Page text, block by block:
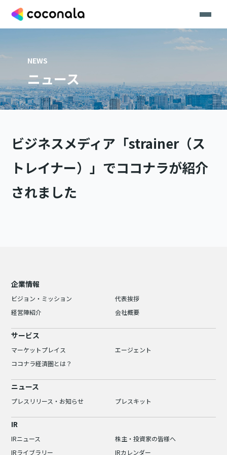
NEWS
ニュース
ビジネスメディア「strainer（ス
トレイナー）」でココナラが紹介
されました
企業情報
ビジョン・ミッション
代表挨拶
経営陣紹介
会社概要
サービス
マーケットプレイス
エージェント
ココナラ経済圏とは？
ニュース
プレスリリース・お知らせ プレスキット
IR
IRニュース
株主・投資家の皆様へ
IRライブラリー
IRカレンダー